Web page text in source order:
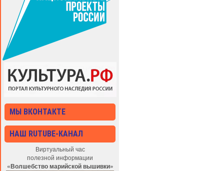
МЫ ВКОНТАКТЕ
НАШ RUTUBE-КАНАЛ
Виртуальный час
полезной информации
«Волшебство марийской вышивки»